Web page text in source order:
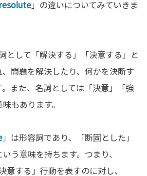
resolute」の違いについてみていきま
として「解決する」「決意する」と
問題を解決したり、何かを決断す
また、名詞としては「決意」「強
もあります。
」は形容詞であり、「断固とした」
いう意味を持ちます。つまり、
意する」行動を表すのに対し、